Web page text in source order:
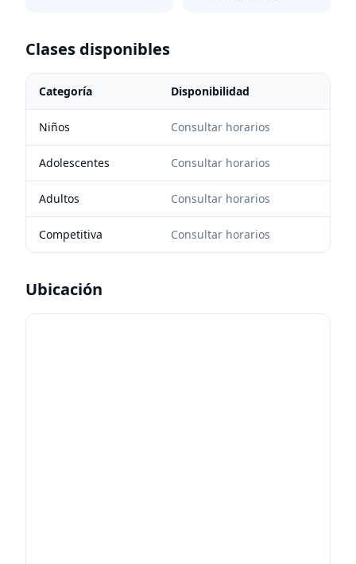
Clases disponibles
Categoría Disponibilidad
Niños Consultar horarios
Adolescentes Consultar horarios
Adultos Consultar horarios
Competitiva Consultar horarios
Ubicación